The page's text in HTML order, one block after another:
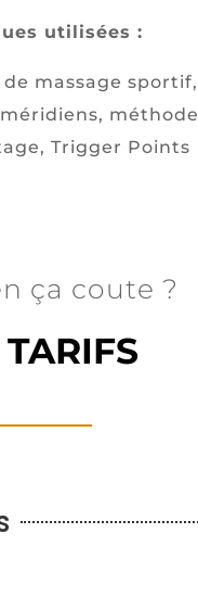
utilisées :
massage sportif,
méthode
Trigger Points
ça coute ?
TARIFS